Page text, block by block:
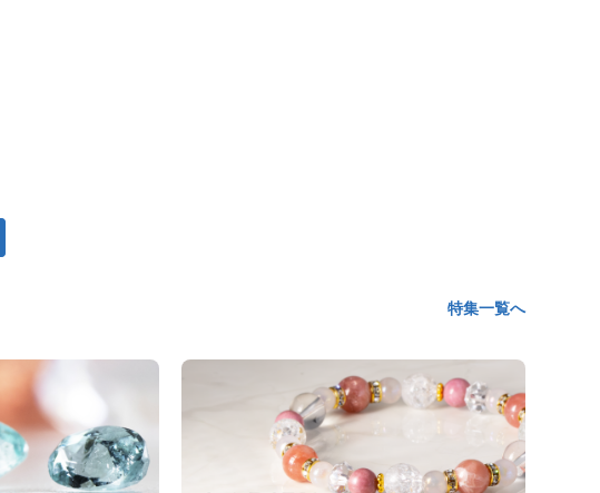
特集一覧へ